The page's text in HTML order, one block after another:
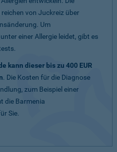
von Juckreiz über
Um
einer Allergie leidet, gibt es
kann dieser bis zu 400 EUR
. Die Kosten für die Diagnose
zum Beispiel einer
die Barmenia
Sie.